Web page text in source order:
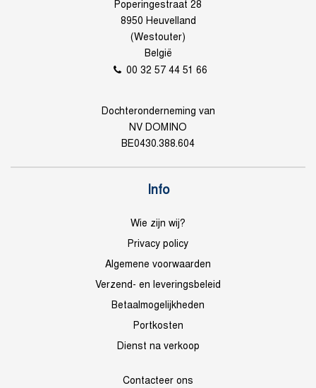
Poperingestraat 28
8950 Heuvelland
(Westouter)
België
00 32 57 44 51 66
Dochteronderneming van
NV DOMINO
BE0430.388.604
Info
Wie zijn wij?
Privacy policy
Algemene voorwaarden
Verzend- en leveringsbeleid
Betaalmogelijkheden
Portkosten
Dienst na verkoop
Contacteer ons